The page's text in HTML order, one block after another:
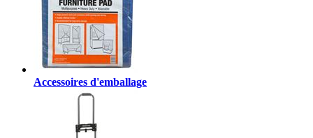
Accessoires d'emballage